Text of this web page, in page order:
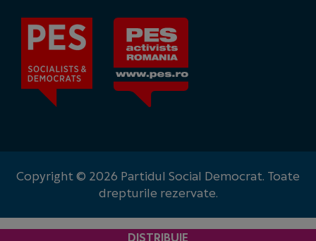
Copyright © 2026 Partidul Social Democrat. Toate
drepturile rezervate.
DISTRIBUIE